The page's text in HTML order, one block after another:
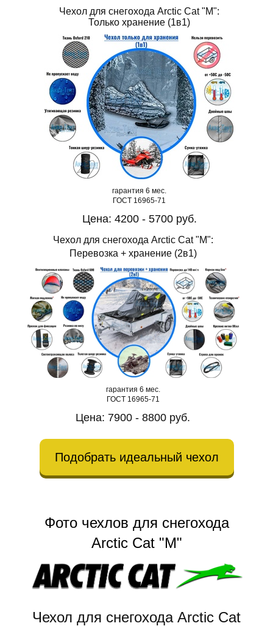
Чехол для снегохода Arctic Cat "M":
Только хранение (1в1)
гарантия 6 мес.
ГОСТ 16965-71
Цена: 4200 - 5700 руб.
Чехол для снегохода Arctic Cat "M":
Перевозка + хранение (2в1)
гарантия 6 мес.
ГОСТ 16965-71
Цена: 7900 - 8800 руб.
Подобрать идеальный чехол
Фото чехлов для снегохода
Arctic Cat "M"
Чехол для снегохода Arctic Cat